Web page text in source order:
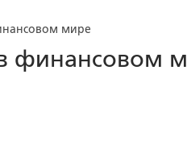
мире
в финансовом